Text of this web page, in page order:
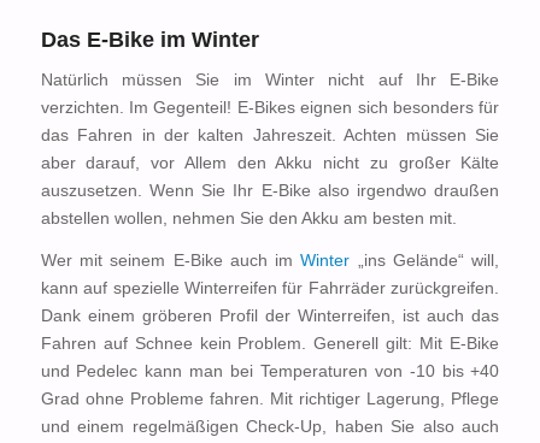
Das E-Bike im Winter
Natürlich müssen Sie im Winter nicht auf Ihr E-Bike
verzichten. Im Gegenteil! E-Bikes eignen sich besonders für
das Fahren in der kalten Jahreszeit. Achten müssen Sie
aber darauf, vor Allem den Akku nicht zu großer Kälte
auszusetzen. Wenn Sie Ihr E-Bike also irgendwo draußen
abstellen wollen, nehmen Sie den Akku am besten mit.
Wer mit seinem E-Bike auch imWinter „ins Gelände“ will,
kann auf spezielle Winterreifen für Fahrräder zurückgreifen.
Dank einem gröberen Profil der Winterreifen, ist auch das
Fahren auf Schnee kein Problem. Generell gilt: Mit E-Bike
und Pedelec kann man bei Temperaturen von -10 bis +40
Grad ohne Probleme fahren. Mit richtiger Lagerung, Pflege
und einem regelmäßigen Check-Up, haben Sie also auch